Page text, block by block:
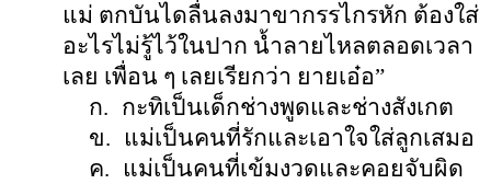
แม่ ตกบันไดลื่นลงมาขากรรไกรหัก ต้องใส่
อะไรไม่รู้ไว้ในปาก น้ำลายไหลตลอดเวลา
เลย เพื่อน ๆ เลยเรียกว่า ยายเอ๋อ”
ก. กะทิเป็นเด็กช่างพูดและช่างสังเกต
ข.
แม่เป็นคนที่รักและเอาใจใส่ลูกเสมอ
ค.
แม่เป็นคนที่เข้มงวดและคอยจับผิด